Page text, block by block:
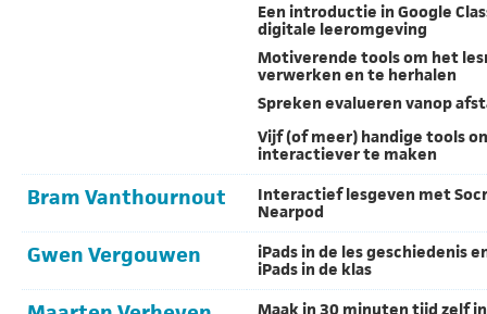
Een introductie in Google
digitale leeromgeving
Motiverende tools om het
verwerken en te herhalen
Spreken evalueren vanop
Vijf (of meer) handige tools
interactiever te maken
Bram Vanthournout
Interactief lesgeven met
Nearpod
Gwen Vergouwen
iPads in de les geschiedenis
iPads in de klas
Maak in 30 minuten tijd zelf